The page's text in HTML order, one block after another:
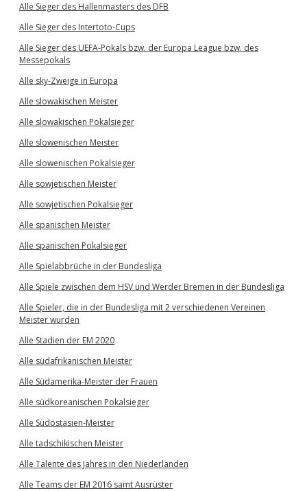
Alle Sieger des Hallenmasters des DFB
Alle Sieger des Intertoto-Cups
Alle Sieger des UEFA-Pokals bzw. der Europa League bzw. des
Messepokals
Alle sky-Zweige in Europa
Alle slowakischen Meister
Alle slowakischen Pokalsieger
Alle slowenischen Meister
Alle slowenischen Pokalsieger
Alle sowjetischen Meister
Alle sowjetischen Pokalsieger
Alle spanischen Meister
Alle spanischen Pokalsieger
Alle Spielabbrüche in der Bundesliga
Alle Spiele zwischen dem HSV und Werder Bremen in der Bundesliga
Alle Spieler, die in der Bundesliga mit 2 verschiedenen Vereinen
Meister wurden
Alle Stadien der EM 2020
Alle südafrikanischen Meister
Alle Südamerika-Meister der Frauen
Alle südkoreanischen Pokalsieger
Alle Südostasien-Meister
Alle tadschikischen Meister
Alle Talente des Jahres in den Niederlanden
Alle Teams der EM 2016 samt Ausrüster